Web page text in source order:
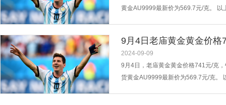
黄金AU9999最新价为569.7元/克。 以
9月4日老庙黄金黄金价格
2024-09-09
9月4日，老庙黄金黄金价格741元/克
货黄金AU9999最新价为569.7元/克。